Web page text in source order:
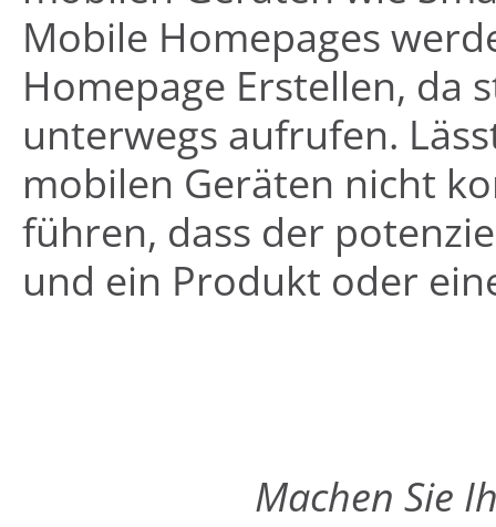
Mobile Homepages
Homepage Erstellen, da
unterwegs aufrufen.
mobilen Geräten nicht
führen, dass der
und ein Produkt oder
Machen Sie